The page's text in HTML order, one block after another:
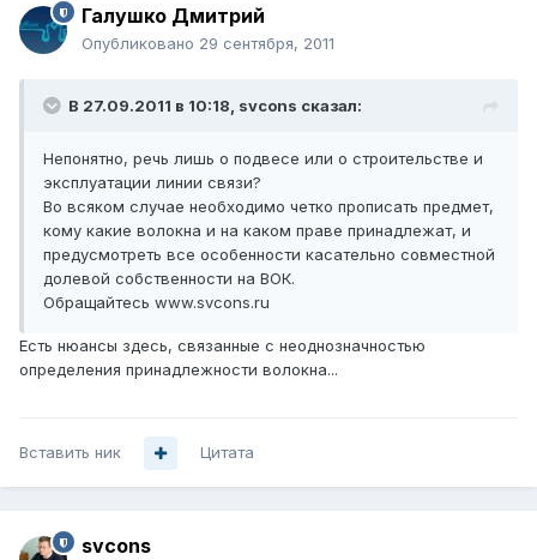
Галушко Дмитрий
Опубликовано 29 сентября, 2011
В 27.09.2011 в 10:18, svcons сказал:
Непонятно, речь лишь о подвесе или о строительстве и
эксплуатации линии связи?
Во всяком случае необходимо четко прописать предмет,
кому какие волокна и на каком праве принадлежат, и
предусмотреть все особенности касательно совместной
долевой собственности на ВОК.
Обращайтесь www.svcons.ru
Есть нюансы здесь, связанные с неоднозначностью
определения принадлежности волокна...
Вставить ник Цитата
svcons